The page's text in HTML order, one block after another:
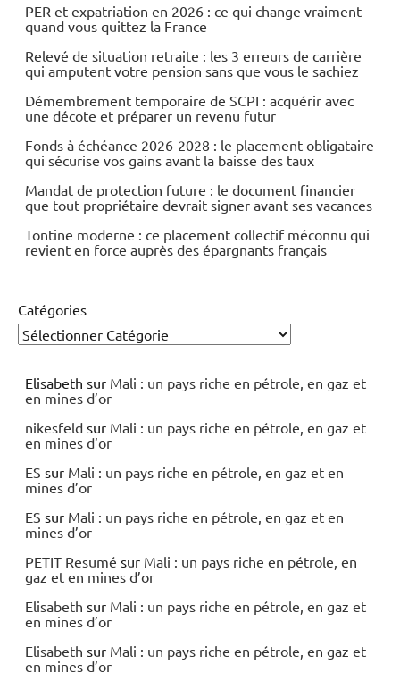
PER et expatriation en 2026 : ce qui change vraiment
quand vous quittez la France
Relevé de situation retraite : les 3 erreurs de carrière
qui amputent votre pension sans que vous le sachiez
Démembrement temporaire de SCPI : acquérir avec
une décote et préparer un revenu futur
Fonds à échéance 2026-2028 : le placement obligataire
qui sécurise vos gains avant la baisse des taux
Mandat de protection future : le document financier
que tout propriétaire devrait signer avant ses vacances
Tontine moderne : ce placement collectif méconnu qui
revient en force auprès des épargnants français
Catégories
Elisabeth sur Mali : un pays riche en pétrole, en gaz et
en mines d’or
nikesfeld sur Mali : un pays riche en pétrole, en gaz et
en mines d’or
ES sur Mali : un pays riche en pétrole, en gaz et en
mines d’or
ES sur Mali : un pays riche en pétrole, en gaz et en
mines d’or
PETIT Resumé sur Mali : un pays riche en pétrole, en
gaz et en mines d’or
Elisabeth sur Mali : un pays riche en pétrole, en gaz et
en mines d’or
Elisabeth sur Mali : un pays riche en pétrole, en gaz et
en mines d’or